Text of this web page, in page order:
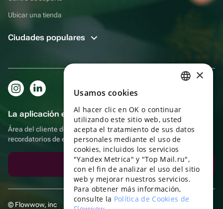
Ubicar una tienda
Ciudades populares
La aplicación es aún más práctica.
Área del cliente del destinatario, más bonos por compras y
recordatorios de eventos
Descargar la aplicación
© Flowwow, inc
ENGLISH
UKRAINIAN
PORTUGUESE
SPANISH
HUNGARIAN
ITALIAN
×
Usamos cookies
Al hacer clic en OK o continuar
utilizando este sitio web, usted
acepta el tratamiento de sus datos
personales mediante el uso de
cookies, incluidos los servicios
"Yandex Metrica" y "Top Mail.ru",
con el fin de analizar el uso del sitio
web y mejorar nuestros servicios.
Para obtener más información,
consulte la Política de Cookies de